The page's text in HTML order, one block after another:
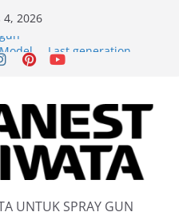
4, 2026
….Last generation…
UNTUK SPRAY GUN